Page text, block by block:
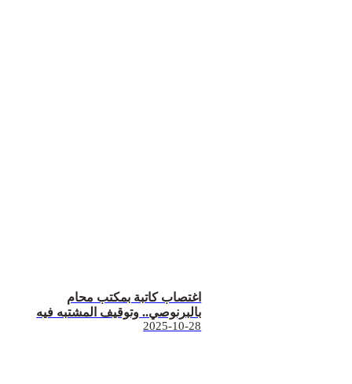
اغتصاب كاتبة بمكتب محام
بالبرنوصي.. وتوقيف المشتبه فيه
2025-10-28